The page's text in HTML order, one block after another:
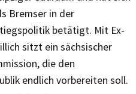
Bremser in der
betätigt. Mit Ex-
sitzt ein sächsischer
die den
endlich vorbereiten soll.